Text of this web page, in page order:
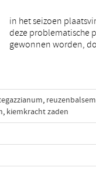
gewonnen worden,
,
, kiemkracht zaden